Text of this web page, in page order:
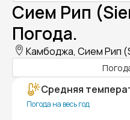
Сием Рип
Погода.
Камбоджа, Сием Рип
Средняя
Погода на весь год